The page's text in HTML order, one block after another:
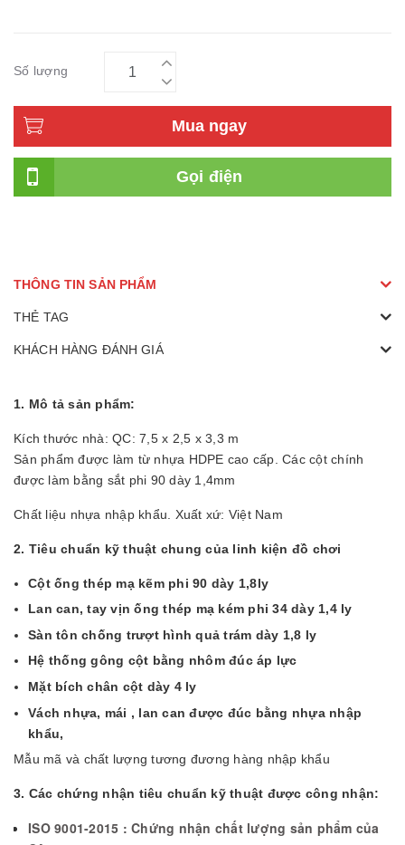
Số lượng
Mua ngay
Gọi điện
THÔNG TIN SẢN PHẨM
THẺ TAG
KHÁCH HÀNG ĐÁNH GIÁ
1. Mô tả sản phẩm:
Kích thước nhà: QC: 7,5 x 2,5 x 3,3 m
Sản phẩm được làm từ nhựa HDPE cao cấp. Các cột chính
được làm bằng sắt phi 90 dày 1,4mm
Chất liệu nhựa nhập khẩu. Xuất xứ: Việt Nam
2. Tiêu chuẩn kỹ thuật chung của linh kiện đồ chơi
Cột ống thép mạ kẽm phi 90 dày 1,8ly
Lan can, tay vịn ống thép mạ kém phi 34 dày 1,4 ly
Sàn tôn chống trượt hình quả trám dày 1,8 ly
Hệ thống gông cột bằng nhôm đúc áp lực
Mặt bích chân cột dày 4 ly
Vách nhựa, mái , lan can được đúc bằng nhựa nhập
khẩu,
Mẫu mã và chất lượng tương đương hàng nhập khẩu
3. Các chứng nhận tiêu chuẩn kỹ thuật được công nhận:
ISO 9001-2015 : Chứng nhận chất lượng sản phẩm của